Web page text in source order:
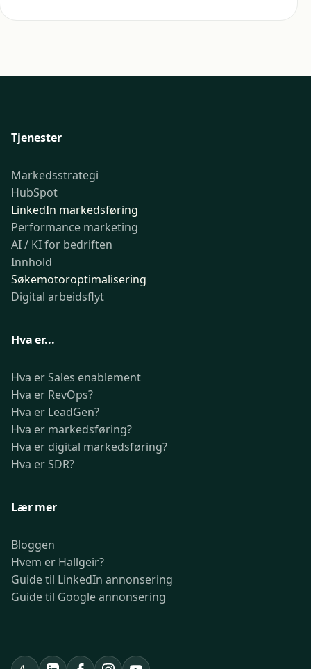
Tjenester
Markedsstrategi
HubSpot
LinkedIn markedsføring
Performance marketing
AI / KI for bedriften
Innhold
Søkemotoroptimalisering
Digital arbeidsflyt
Hva er...
Hva er Sales enablement
Hva er RevOps?
Hva er LeadGen?
Hva er markedsføring?
Hva er digital markedsføring?
Hva er SDR?
Lær mer
Bloggen
Hvem er Hallgeir?
Guide til LinkedIn annonsering
Guide til Google annonsering